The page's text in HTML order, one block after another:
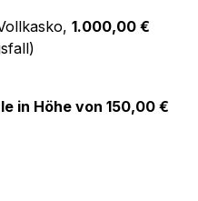
1.000,00 €
in Höhe von 150,00 €